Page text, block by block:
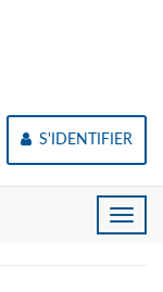
S'IDENTIFIER
Toggle